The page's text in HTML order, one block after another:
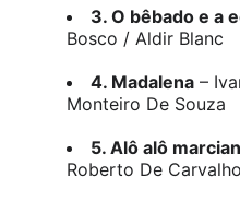
3. O bêbado e a
Bosco / Aldir Blanc
4. Madalena–
Monteiro De Souza
5. Alô alô
Roberto De Carvalho